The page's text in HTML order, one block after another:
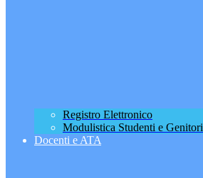
Registro Elettronico
Modulistica Studenti e Genitori
Docenti e ATA